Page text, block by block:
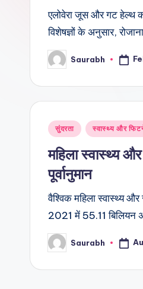
एलोवेरा जूस और गट हेल्थ
विशेषज्ञों के अनुसार,
Posted
by
Saurabh
Posted
सुंदरता स्वास्थ्य और
महिला स्वास्थ्य
पूर्वानुमान
वैश्विक महिला स्वास्थ्य
2021 में 55.11 बिलियन
Posted
by
Saurabh